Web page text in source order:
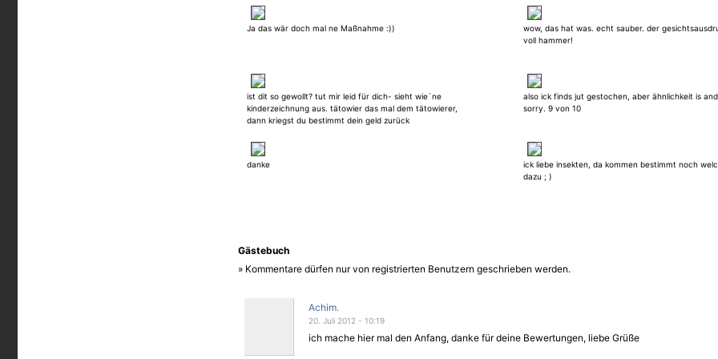
Ja das wär doch mal ne Maßnahme :))
wow, das hat was. echt sauber. der
voll hammer!
ist dit so gewollt? tut mir leid für dich- sieht wie`ne
kinderzeichnung aus. tätowier das mal dem tätowierer,
dann kriegst du bestimmt dein geld zurück
also ick finds jut gestochen, aber ähnlichkeit is
sorry. 9 von 10
danke
ick liebe insekten, da kommen bestimmt noch
dazu ; )
Gästebuch
» Kommentare dürfen nur von registrierten Benutzern geschrieben werden.
Achim.
20. Juli 2012 - 10:19
ich mache hier mal den Anfang, danke für deine Bewertungen, liebe Grüße